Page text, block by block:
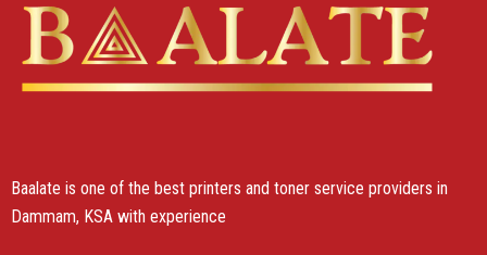
Baalate is one of the best printers and toner service providers in
Dammam, KSA with experience